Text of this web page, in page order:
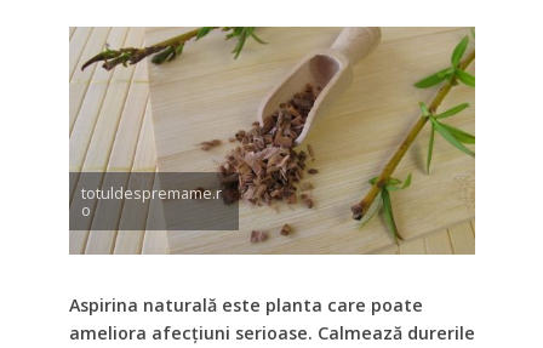
totuldespremame.r
o
Aspirina naturală este planta care poate
ameliora afecțiuni serioase. Calmează durerile